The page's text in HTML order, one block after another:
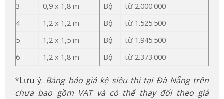
3
0,9 x 1,8 m Bộ
từ 2.000.000
4
1,2 x 1,2 m Bộ
từ 1.525.500
5
1,2 x 1,5 m Bộ
từ 1.945.500
6
1,2 x 1,8 m Bộ từ 2.373.000
*Lưu ý: Bảng báo giá kệ siêu thị tại Đà Nẵng trên
chưa bao gồm VAT và có thể thay đổi theo giá